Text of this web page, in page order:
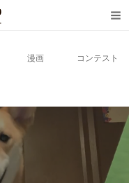
漫画 コンテスト